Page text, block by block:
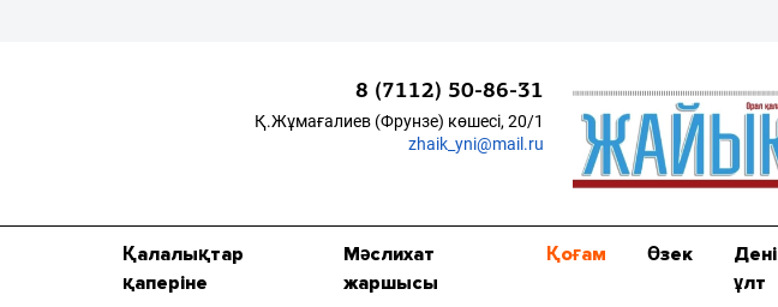
Мәслихат жаршысы
Орал
8 (7112) 50-86-31
Қ.Жұмағалиев (Фрунзе) көшесі, 20/1
zhaik_yni@mail.ru
Қалалықтар
қаперіне
Мәслихат
жаршысы
Қоғам Өзек
ұлт